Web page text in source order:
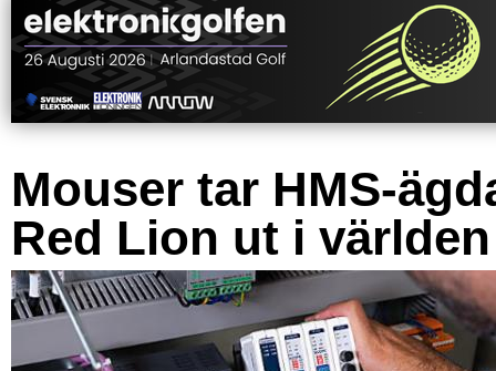
Mouser tar HMS-
Red Lion ut i världen